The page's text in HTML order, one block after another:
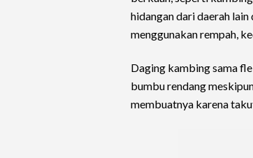
hidangan dari daerah
menggunakan rempah,
Daging kambing sama
bumbu rendang
membuatnya karena